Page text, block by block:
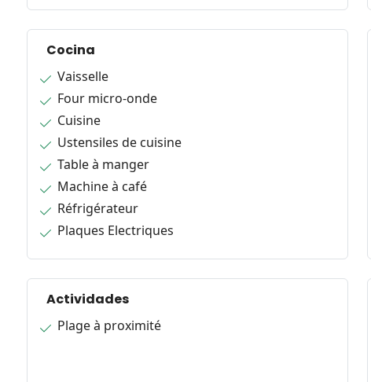
Cocina
Vaisselle
Four micro-onde
Cuisine
Ustensiles de cuisine
Table à manger
Machine à café
Réfrigérateur
Plaques Electriques
Actividades
Plage à proximité